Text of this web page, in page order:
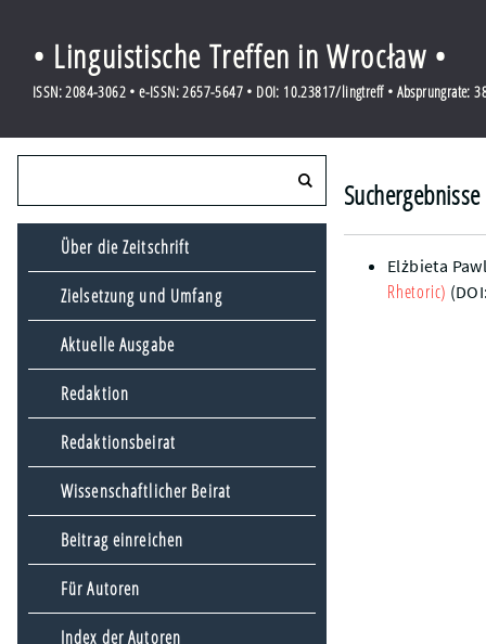
• Linguistische Treffen in Wrocław •
ISSN: 2084-3062 • e-ISSN: 2657-5647 • DOI: 10.23817/lingtreff • Absprungrate:
Über die Zeitschrift
Zielsetzung und Umfang
Aktuelle Ausgabe
Redaktion
Redaktionsbeirat
Wissenschaftlicher Beirat
Beitrag einreichen
Für Autoren
Index der Autoren
Elżbieta
Rhetoric)